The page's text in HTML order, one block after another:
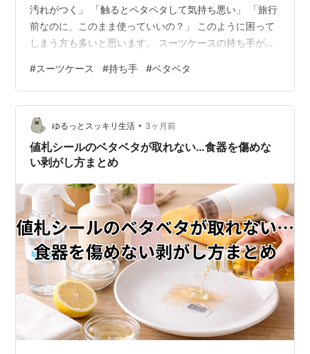
汚れがつく」 「触るとペタペタして気持ち悪い」 「旅行
前なのに、このまま使っていいの？」 このように困って
しまう方も多いと思います。 スーツケースの持ち手がベ
劣化が関係していることがあります。 この記事では、ス
ーツケースの持ち手がベタベタする原因や、重曹を使っ
た掃除方法、実際に試してみた結果、重曹で落ちない場
合の対処法まで、初心者の方にもわかりやすく紹介しま
す。 旅行前に慌てないためにも、ぜひ参考にしてみてく
ださい。 スーツケースの持ち手がベタ…
#スーツケース #持ち手 #ベタベタ
ゆるっとスッキリ生活 • 3ヶ月前
値札シールのベタベタが取れない…食器を傷めな
い剥がし方まとめ